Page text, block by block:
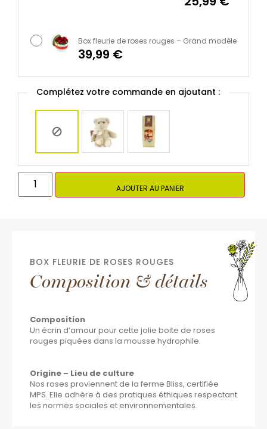
Box fleurie de roses rouges – Grand modèle
39,99 €
Complétez votre commande en ajoutant :
AJOUTER AU PANIER
BOX FLEURIE DE ROSES ROUGES
Composition & détails
Composition
Un écrin d’amour pour cette jolie boite de roses
rouges piquées dans la mousse hydrophile.
Origine – Lieu de culture
Nos roses proviennent de la ferme Bliss, certifiée
MPS. Elle adhère à des pratiques éthiques respectant
les normes sociales et environnementales.